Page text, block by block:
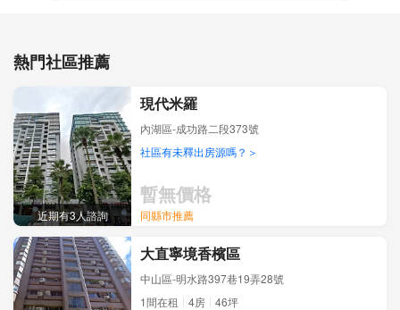
熱門社區推薦
近期有3人諮詢
現代米羅
內湖區-成功路二段373號
社區有未釋出房源嗎？＞
暫無價格
同縣市推薦
大直寧境香檳區
中山區-明水路397巷19弄28號
1間在租
4房 46坪